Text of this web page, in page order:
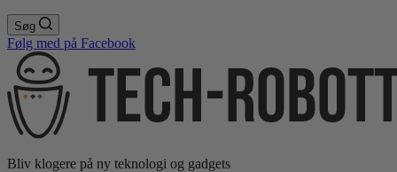
Søg
Følg med på Facebook
Bliv klogere på ny teknologi og gadgets